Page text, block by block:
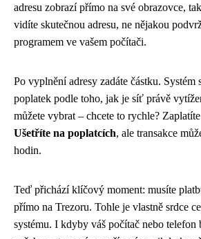
adresu zobrazí přímo na své obrazovce,
vidíte skutečnou adresu, ne nějakou
programem ve vašem počítači.
Po vyplnění adresy zadáte částku. Systém
poplatek podle toho, jak je síť právě
můžete vybrat – chcete to rychle?
Ušetříte na poplatcích, ale transakce
hodin.
Teď přichází klíčový moment: musíte
přímo na Trezoru. Tohle je vlastně srdce
systému. I kdyby váš počítač nebo